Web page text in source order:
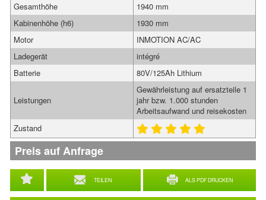
TEILEN ALS PDF DRUCKEN
Gesamthöhe
1940 mm
Kabinenhöhe (h6)
1930 mm
Motor
INMOTION AC/AC
Ladegerät
intégré
Batterie
80V/125Ah Lithium
Leistungen
Gewährleistung auf ersatzteile 1
jahr bzw. 1.000 stunden
Arbeitsaufwand und reisekosten
Zustand
Preis auf Anfrage